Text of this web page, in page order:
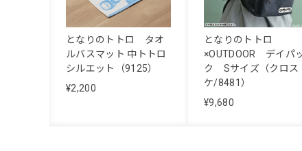
となりのトトロ タオ
ルバスマット 中トトロ
シルエット（9125）
¥2,200
となりのトトロ
×OUTDOOR デイパ
ク Sサイズ（クロス
ケ/8481）
¥9,680